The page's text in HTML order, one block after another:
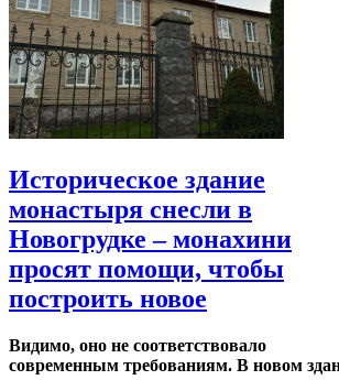
Историческое здание
монастыря снесли в
Новогрудке – монахини
просят помощи, чтобы
построить новое
Видимо, оно не соответствовало
современным требованиям. В новом